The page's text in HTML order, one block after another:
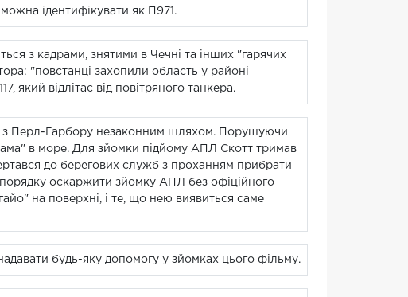
ідентифікувати як П971.
з кадрами, знятими в Чечні та інших "гарячих
"повстанці захопили область у районі
який відлітає від повітряного танкера.
з Перл-Гарбору незаконним шляхом. Порушуючи
в море. Для зйомки підйому АПЛ Скотт тримав
до берегових служб з проханням прибрати
оскаржити зйомку АПЛ без офіційного
на поверхні, і те, що нею виявиться саме
будь-яку допомогу у зйомках цього фільму.